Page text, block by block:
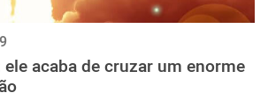
acaba de cruzar um enorme